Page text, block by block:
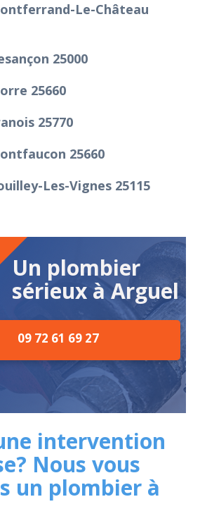
Le-Château
25000
25660
25770
25660
Les-Vignes 25115
Un plombier
sérieux à Arguel
09 72 61 69 27
intervention
Nous vous
un plombier à